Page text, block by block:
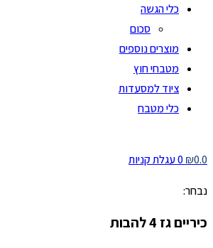
כלי הגשה
סכום
מוצרים נוספים
מטבחי חוץ
ציוד למסעדות
כלי מטבח
₪0.0
0 עגלת קניות
נבחר:
כיריים גז 4 להבות